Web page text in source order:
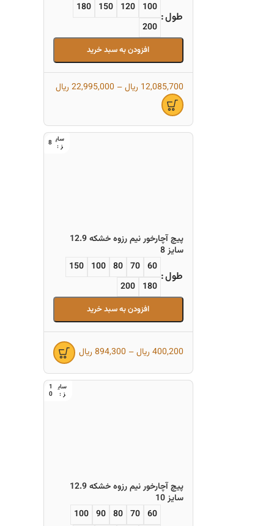
طول
100
120
150
180
200
افزودن به سبد خرید
12,085,700 ریال–
22,995,000 ریال
8
پیچ آچارخور نیم رزوه خشکه 12.9
سایز 8
طول
60
70
80
100
150
180
200
افزودن به سبد خرید
400,200 ریال–
894,300 ریال
1
0
پیچ آچارخور نیم رزوه خشکه 12.9
سایز 10
60
70
80
90
100